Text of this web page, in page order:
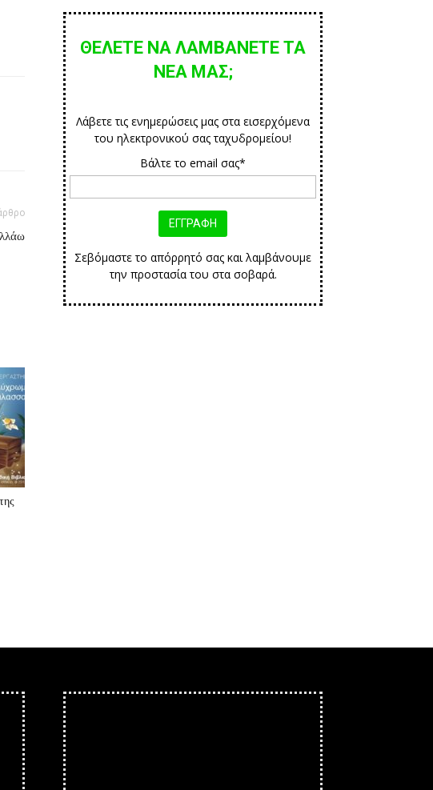
ΘΕΛΕΤΕ ΝΑ ΛΑΜΒΑΝΕΤΕ ΤΑ
ΝΕΑ ΜΑΣ;
Λάβετε τις ενημερώσεις μας στα εισερχόμενα
του ηλεκτρονικού σας ταχυδρομείου!
Βάλτε το email σας*
Σεβόμαστε το απόρρητό σας και λαμβάνουμε
την προστασία του στα σοβαρά.